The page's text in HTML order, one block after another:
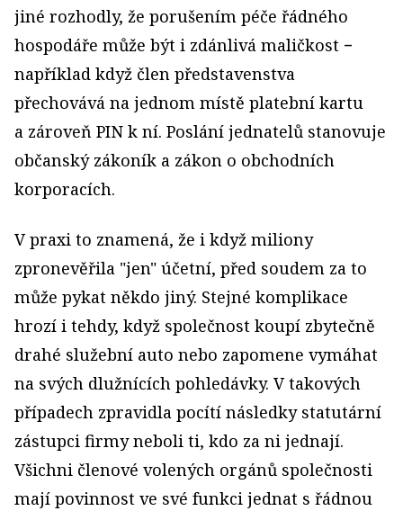
jiné rozhodly, že porušením péče řádného
hospodáře může být i zdánlivá maličkost −
například když člen představenstva
přechovává na jednom místě platební kartu
a zároveň PIN k ní. Poslání jednatelů stanovuje
občanský zákoník a zákon o obchodních
korporacích.
V praxi to znamená, že i když miliony
zpronevěřila "jen" účetní, před soudem za to
může pykat někdo jiný. Stejné komplikace
hrozí i tehdy, když společnost koupí zbytečně
drahé služební auto nebo zapomene vymáhat
na svých dlužnících pohledávky. V takových
případech zpravidla pocítí následky statutární
zástupci firmy neboli ti, kdo za ni jednají.
Všichni členové volených orgánů společnosti
mají povinnost ve své funkci jednat s řádnou